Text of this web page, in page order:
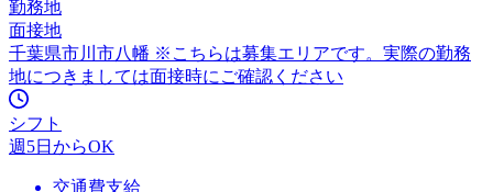
勤務地
面接地
千葉県市川市八幡 ※こちらは募集エリアです。実際の勤務
地につきましては面接時にご確認ください
シフト
週5日からOK
交通費支給